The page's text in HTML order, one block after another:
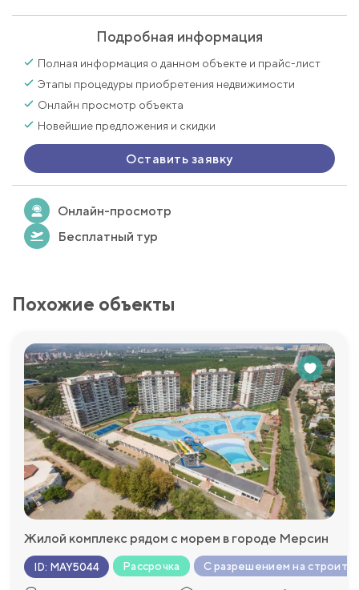
Подробная информация
Полная информация о данном объекте и прайс-лист
Этапы процедуры приобретения недвижимости
Онлайн просмотр объекта
Новейшие предложения и скидки
Оставить заявку
Онлайн-просмотр
Бесплатный тур
Похожие объекты
Жилой комплекс рядом с морем в городе Мерсин
ID: MAY5044 Рассрочка С разрешением на